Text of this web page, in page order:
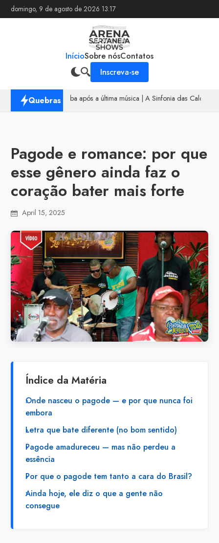
domingo, 9 de agosto de 2026 13:17
InícioSobre nósContatos
Inscreva-se
Quebras
ritmo nunca acaba após a última música|A Sinfonia das Calçadas|
Pagode e romance: por que
esse gênero ainda faz o
coração bater mais forte
April 15, 2025
Índice da Matéria
Onde nasceu o pagode — e por que nunca foi
embora
Letra que bate diferente (no bom sentido)
Pagode amadureceu — mas não perdeu a
essência
Por que o pagode tem tanto a cara do Brasil?
Ainda hoje, ele diz o que a gente não
consegue